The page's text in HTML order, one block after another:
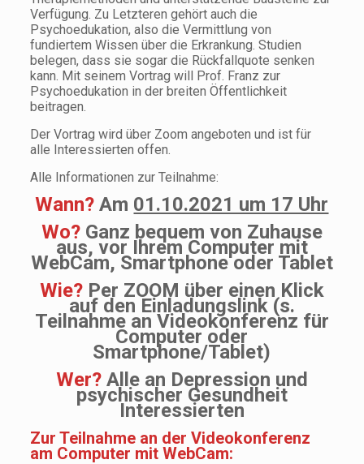
Verfügung. Zu Letzteren gehört auch die
Psychoedukation, also die Vermittlung von
fundiertem Wissen über die Erkrankung. Studien
belegen, dass sie sogar die Rückfallquote senken
kann. Mit seinem Vortrag will Prof. Franz zur
Psychoedukation in der breiten Öffentlichkeit
beitragen.
Der Vortrag wird über Zoom angeboten und ist für
alle Interessierten offen.
Alle Informationen zur Teilnahme:
Wann? Am 01.10.2021 um 17 Uhr
Wo? Ganz bequem von Zuhause
aus, vor Ihrem Computer mit
WebCam, Smartphone oder Tablet
Wie? Per ZOOM über einen Klick
auf den Einladungslink (s.
Teilnahme an Videokonferenz für
Computer oder
Smartphone/Tablet)
Wer?Alle an Depression und
psychischer Gesundheit
Interessierten
Zur Teilnahme an der Videokonferenz
am Computer mit WebCam: